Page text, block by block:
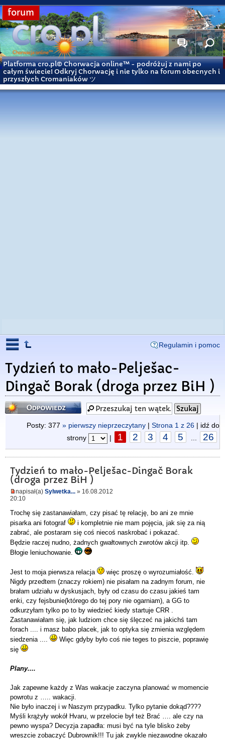
forum
Platforma cro.pl© Chorwacja online™ - podróżuj z nami po
całym świecie! Odkryj Chorwację i nie tylko na forum obecnych i
przyszłych Cromaniaków ツ
Regulamin i pomoc
Tydzień to mało-Pelješac-
Dingač Borak (droga przez BiH )
Odpowiedz
Posty: 377 » pierwszy nieprzeczytany | Strona 1 z 26 | idź do
strony
| 1 2 3 4 5 26
Tydzień to mało-Pelješac-Dingač Borak
(droga przez BiH )
napisał(a) Sylwetka... » 16.08.2012
20:10
Trochę się zastanawiałam, czy pisać tę relację, bo ani ze mnie
pisarka ani fotograf
i kompletnie nie mam pojęcia, jak się za nią
zabrać, ale postaram się coś niecoś naskrobać i pokazać.
Będzie raczej nudno, żadnych gwałtownych zwrotów akcji itp.
Błogie leniuchowanie.
Jest to moja pierwsza relacja
więc proszę o wyrozumiałość.
Nigdy przedtem (znaczy rokiem) nie pisałam na zadnym forum, nie
brałam udziału w dyskusjach, były od czasu do czasu jakieś tam
enki, czy fejsbunie(którego do tej pory nie ogarniam), a GG to
odkurzyłam tylko po to by wiedzieć kiedy startuje CRR .
Zastanawiałam się, jak ludziom chce się ślęczeć na jakichś tam
forach .... i masz babo placek, jak to optyka się zmienia względem
siedzenia ....
Więc gdyby było coś nie teges to piszcie, poprawię
się
Plany....
Jak zapewne każdy z Was wakacje zaczyna planować w momencie
powrotu z ….. wakacji.
Nie było inaczej i w Naszym przypadku. Tylko pytanie dokąd????
Myśli krążyły wokół Hvaru, w przelocie był też Brać …. ale czy na
pewno wyspa? Decyzja zapadła: musi być na tyle blisko żeby
wreszcie zobaczyć Dubrownik!!! Tu jak zwykle niezawodne okazało